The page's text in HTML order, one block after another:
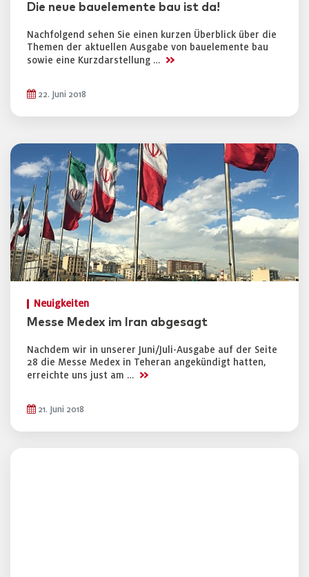
Die neue bauelemente bau ist da!
Nachfolgend sehen Sie einen kurzen Überblick über die
Themen der aktuellen Ausgabe von bauelemente bau
sowie eine Kurzdarstellung … >>
22. Juni 2018
Neuigkeiten
Messe Medex im Iran abgesagt
Nachdem wir in unserer Juni/Juli-Ausgabe auf der Seite
28 die Messe Medex in Teheran angekündigt hatten,
erreichte uns just am … >>
21. Juni 2018